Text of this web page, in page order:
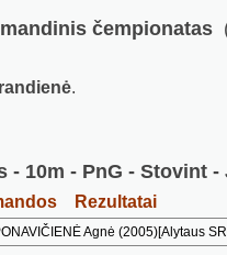
čempionatas
.
- 10m - PnG - Stovint -
Rezultatai
Agnė (2005)[Alytaus